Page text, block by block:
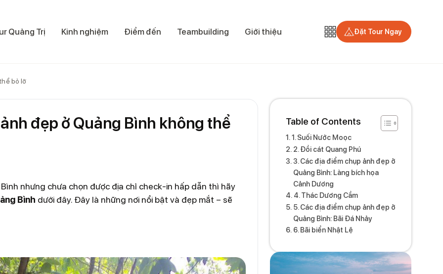
Quảng Trị Kinh nghiệm Điểm đến Teambuilding Giới thiệu Đặt Tour Ngay
bỏ lỡ
đẹp ở Quảng Bình không thể
nhưng chưa chọn được địa chỉ check-in hấp dẫn thì hãy
Bình dưới đây. Đây là những nơi nổi bật và đẹp mắt – sẽ
Table of Contents
1. Suối Nước Moọc
2. Đồi cát Quang Phú
3. Các địa điểm chụp ảnh đẹp ở
Quảng Bình: Làng bích họa
Cảnh Dương
4. Thác Dương Cầm
5. Các địa điểm chụp ảnh đẹp ở
Quảng Bình: Bãi Đá Nhảy
6. Bãi biển Nhật Lệ